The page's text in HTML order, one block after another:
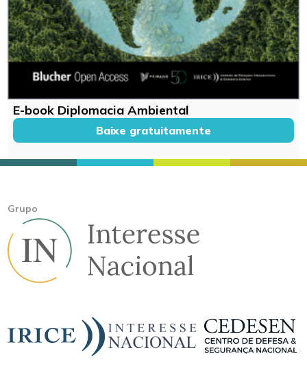
E-book Diplomacia Ambiental
Baixe gratuitamente
Grupo